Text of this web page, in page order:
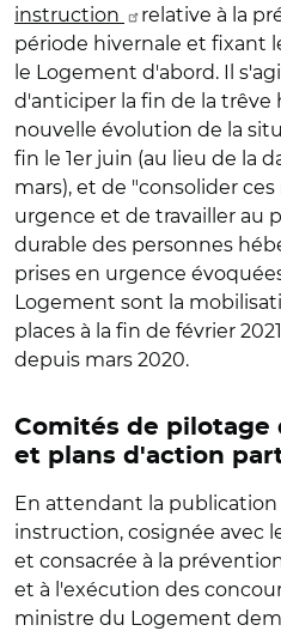
instruction
relative à la
période hivernale et fixant
le Logement d'abord. Il
d'anticiper la fin de la trêve
nouvelle évolution de la
fin le 1er juin (au lieu de la
mars), et de "consolider
urgence et de travailler au
durable des personnes
prises en urgence
Logement sont la
places à la fin de février
depuis mars 2020.
Comités de
et plans d'action
En attendant la
instruction, cosignée avec
et consacrée à la
et à l'exécution des
ministre du Logement